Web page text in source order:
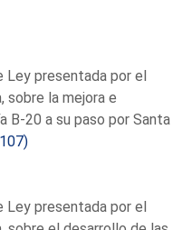
Ley presentada por el
sobre la mejora e
B-20 a su paso por Santa
Ley presentada por el